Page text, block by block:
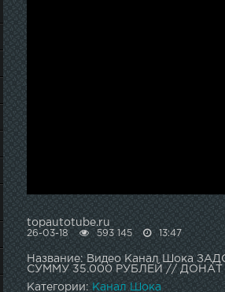
topautotube.ru
26-03-18 593 145 13:47
Название: Видео Канал Шока
СУММУ 35.000 РУБЛЕЙ // ДОНАТ
Категории: Канал Шока